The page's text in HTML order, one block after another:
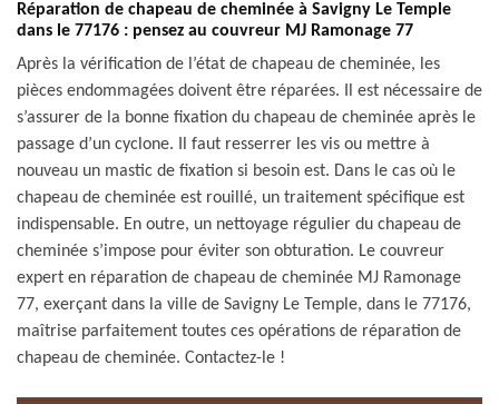
Réparation de chapeau de cheminée à Savigny Le Temple
dans le 77176 : pensez au couvreur MJ Ramonage 77
Après la vérification de l’état de chapeau de cheminée, les
pièces endommagées doivent être réparées. Il est nécessaire de
s’assurer de la bonne fixation du chapeau de cheminée après le
passage d’un cyclone. Il faut resserrer les vis ou mettre à
nouveau un mastic de fixation si besoin est. Dans le cas où le
chapeau de cheminée est rouillé, un traitement spécifique est
indispensable. En outre, un nettoyage régulier du chapeau de
cheminée s’impose pour éviter son obturation. Le couvreur
expert en réparation de chapeau de cheminée MJ Ramonage
77, exerçant dans la ville de Savigny Le Temple, dans le 77176,
maîtrise parfaitement toutes ces opérations de réparation de
chapeau de cheminée. Contactez-le !